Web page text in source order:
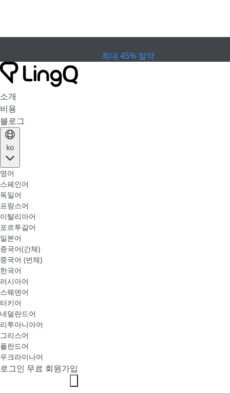
최대 45% 절약
소개
비용
블로그
ko
영어
스페인어
독일어
프랑스어
이탈리아어
포르투갈어
일본어
중국어(간체)
중국어 (번체)
한국어
러시아어
스웨덴어
터키어
네덜란드어
리투아니아어
그리스어
폴란드어
우크라이나어
로그인 무료 회원가입